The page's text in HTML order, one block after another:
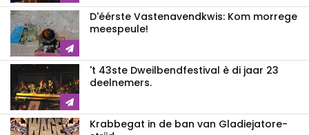
D'éérste Vastenavendkwis: Kom morrege
meespeule!
't 43ste Dweilbendfestival è di jaar 23
deelnemers.
Krabbegat in de ban van Gladiejatore-